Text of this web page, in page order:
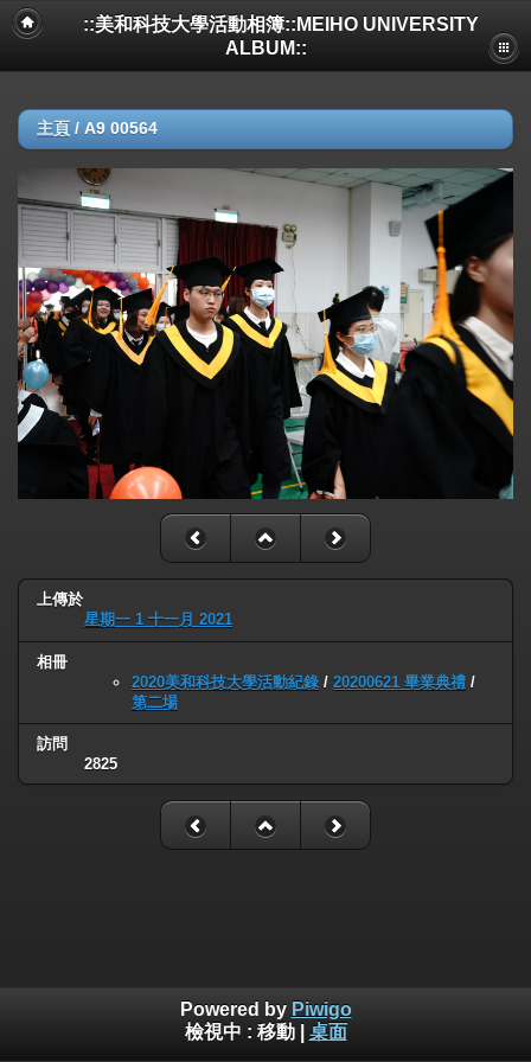
::美和科技大學活動相簿::MEIHO UNIVERSITY
ALBUM::
主頁 / A9 00564
上傳於
星期一 1 十一月 2021
相冊
2020美和科技大學活動紀錄 / 20200621 畢業典禮 /
第二場
訪問
2825
Powered by Piwigo
檢視中 : 移動| 桌面